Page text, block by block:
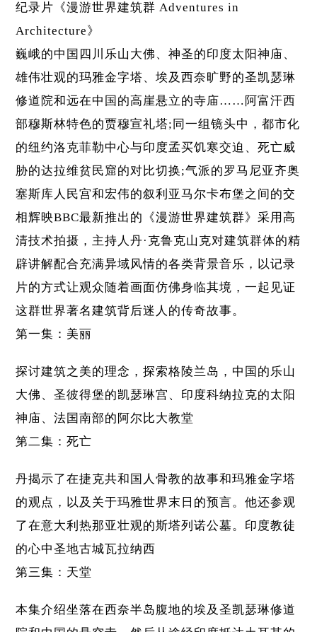
纪录片《漫游世界建筑群 Adventures in
Architecture》
巍峨的中国四川乐山大佛、神圣的印度太阳神庙、
雄伟壮观的玛雅金字塔、埃及西奈旷野的圣凯瑟琳
修道院和远在中国的高崖悬立的寺庙……阿富汗西
部穆斯林特色的贾穆宣礼塔;同一组镜头中，都市化
的纽约洛克菲勒中心与印度孟买饥寒交迫、死亡威
胁的达拉维贫民窟的对比切换;气派的罗马尼亚齐奥
塞斯库人民宫和宏伟的叙利亚马尔卡布堡之间的交
相辉映BBC最新推出的《漫游世界建筑群》采用高
清技术拍摄，主持人丹·克鲁克山克对建筑群体的精
辟讲解配合充满异域风情的各类背景音乐，以记录
片的方式让观众随着画面仿佛身临其境，一起见证
这群世界著名建筑背后迷人的传奇故事。
第一集：美丽
探讨建筑之美的理念，探索格陵兰岛，中国的乐山
大佛、圣彼得堡的凯瑟琳宫、印度科纳拉克的太阳
神庙、法国南部的阿尔比大教堂
第二集：死亡
丹揭示了在捷克共和国人骨教的故事和玛雅金字塔
的观点，以及关于玛雅世界末日的预言。他还参观
了在意大利热那亚壮观的斯塔列诺公墓。印度教徒
的心中圣地古城瓦拉纳西
第三集：天堂
本集介绍坐落在西奈半岛腹地的埃及圣凯瑟琳修道